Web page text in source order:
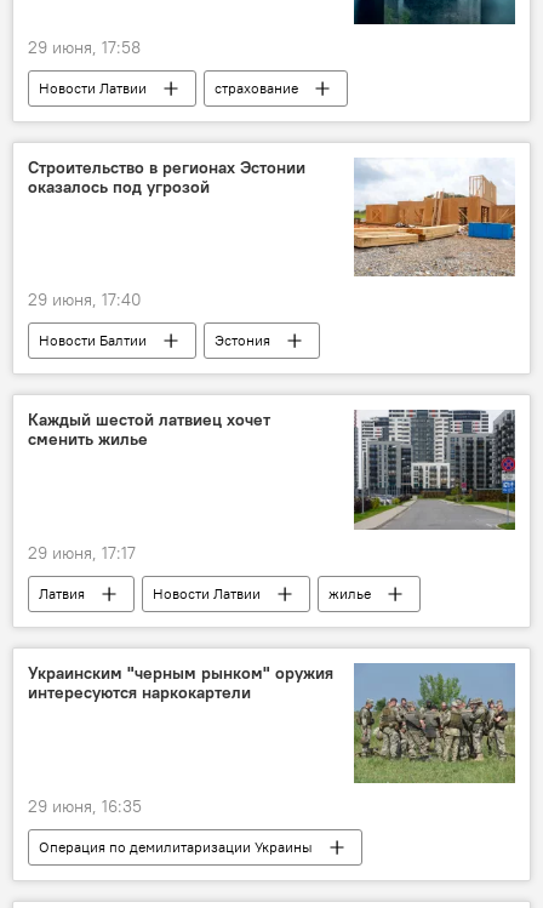
29 июня, 17:58
Новости Латвии
страхование
дроны
Строительство в регионах Эстонии
оказалось под угрозой
29 июня, 17:40
Новости Балтии
Эстония
строительство
Каждый шестой латвиец хочет
сменить жилье
29 июня, 17:17
Латвия Новости Латвии
жилье
опрос
Украинским "черным рынком" оружия
интересуются наркокартели
29 июня, 16:35
Операция по демилитаризации Украины
Россия
Украина военная операция